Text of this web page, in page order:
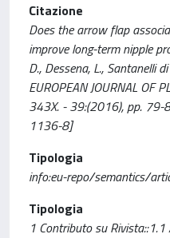
Citazione
Does the arrow flap
improve long-term nipple
D., Dessena, L., Santanelli
EUROPEAN JOURNAL OF
343X. - 39:(2016), pp.
1136-8]
Tipologia
info:eu-repo/semantics/
Tipologia
1 Contributo su